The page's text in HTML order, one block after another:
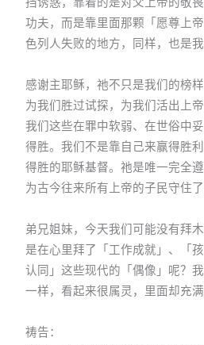
功夫，而是靠里面那颗「愿尊上
色列人失败的地方，同样，也是我
感谢主耶稣，祂不只是我们的榜
为我们胜过试探，为我们活出上
我们这些在罪中软弱、在世俗中
得胜。我们不是靠自己来赢得胜
得胜的耶稣基督。祂是唯一完全
为古今往来所有上帝的子民守住了
弟兄姐妹，今天我们可能没有拜
是在心里拜了「工作成就」、「
认同」这些现代的「偶像」呢？
一样，看起来很属灵，里面却充满
祷告：